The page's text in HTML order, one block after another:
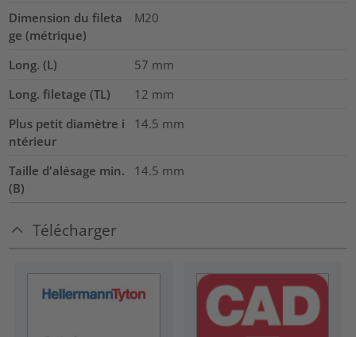
Dimension du fileta
ge (métrique)
M20
Long. (L) 57 mm
Long. filetage (TL)
12 mm
Plus petit diamètre i
ntérieur
14.5 mm
Taille d'alésage min.
(B)
14.5 mm
Télécharger